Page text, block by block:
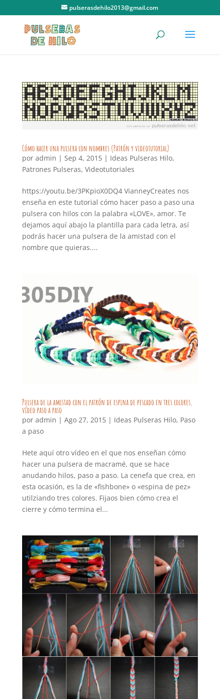
pulserasdehilo2013@gmail.com
Cómo hacer una pulsera con nombres (Patrón y videotutorial)
por admin | Sep 4, 2015| Ideas Pulseras Hilo,
Patrones Pulseras, Videotutoriales
https://youtu.be/3PKpioX0DQ4 VianneyCreates nos
enseña en este tutorial cómo hacer paso a paso una
pulsera con hilos con la palabra «LOVE», amor. Te
dejamos aquí abajo la plantilla para cada letra, así
podrás hacer una pulsera de la amistad con el
nombre que quieras....
Pulsera de la amistad con el patrón de espina de pescado en tres colores,
vídeo paso a paso
por admin | Ago 27, 2015| Ideas Pulseras Hilo, Paso
a paso
Hete aquí otro vídeo en el que nos enseñan cómo
hacer una pulsera de macramé, que se hace
anudando hilos, paso a paso. La cenefa que crea, en
esta ocasión, es la de «fishbone» o «espina de pez»
utilziando tres colores. Fijaos bien cómo crea el
cierre y cómo termina el...